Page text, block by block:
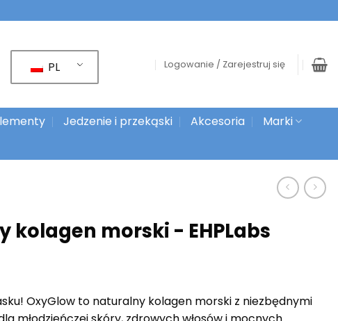
PL Logowanie / Zarejestruj się
Jedzenie i przekąski Akcesoria
Marki
kolagen morski - EHPLabs
OxyGlow to naturalny kolagen morski z niezbędnymi